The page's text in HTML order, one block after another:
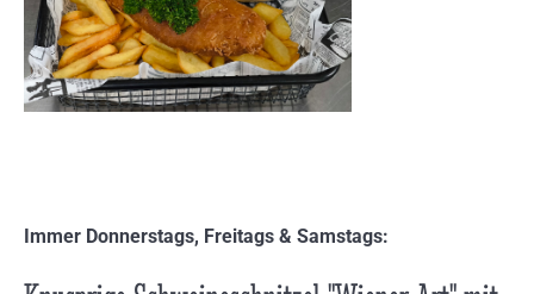
Immer Donnerstags, Freitags & Samstags: